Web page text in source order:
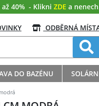
40% - Klikni ZDE a
ODBĚRNÁ
DO BAZÉNU